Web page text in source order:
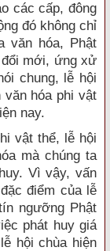
các cấp, đông
đó không chỉ
văn hóa, Phật
mới, ứng xử
chung, lễ hội
hóa phi vật
nay.
vật thể, lễ hội
mà chúng ta
Vì vậy, vấn
điểm của lễ
ngưỡng Phật
phát huy giá
hội chùa hiện